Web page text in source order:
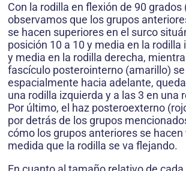
Con la rodilla en flexión de 90 grados
observamos que los grupos
se hacen superiores en el surco
posición 10 a 10 y media en la rodilla
y media en la rodilla derecha,
fascículo posterointerno (amarillo)
espacialmente hacia adelante,
una rodilla izquierda y a las 3 en una
Por último, el haz posteroexterno
por detrás de los grupos
cómo los grupos anteriores se hacen
medida que la rodilla se va flejando.